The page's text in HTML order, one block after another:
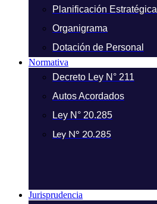
Planificación Estratégica
Organigrama
Dotación de Personal
Normativa
Decreto Ley N° 211
Autos Acordados
Ley N° 20.285
Ley N° 20.285
Jurisprudencia